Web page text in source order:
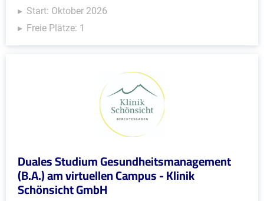
Start: Oktober 2026
Freie Plätze: 1
Duales Studium Gesundheitsmanagement
(B.A.) am virtuellen Campus - Klinik
Schönsicht GmbH